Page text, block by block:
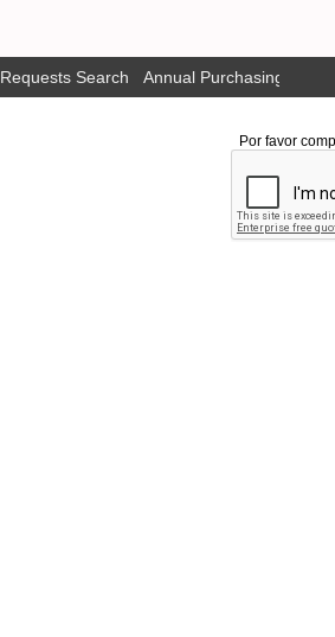
Requests Search Annual Purchasing Plan
Por favor